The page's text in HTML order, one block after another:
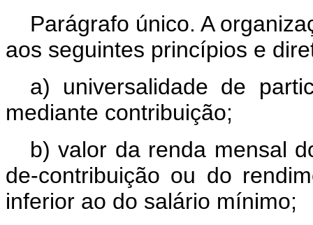
Parágrafo único. A
aos seguintes princípios e
a) universalidade de
mediante contribuição;
b) valor da renda mensal
de-contribuição ou do
inferior ao do salário mínimo;